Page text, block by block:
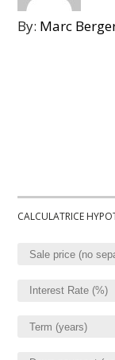
By: Marc
CALCULATRICE